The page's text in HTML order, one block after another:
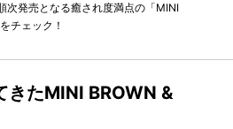
次発売となる癒され度満点の「MINI
チェック！
きたMINI BROWN &